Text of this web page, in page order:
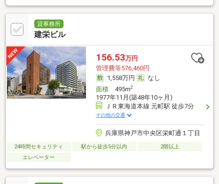
貸事務所
建栄ビル
156.53万円
管理費等576,460円
1,558万円
なし
面積495m2
1977年11月(築48年10ヶ月)
ＪＲ東海道本線 元町駅 徒歩7分
その他の交通
兵庫県神戸市中央区栄町通１丁目
24時間セキュリティ 駅から徒歩5分以内
2階以上
エレベーター